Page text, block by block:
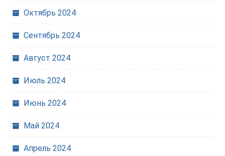
Октябрь 2024
Сентябрь 2024
Август 2024
Июль 2024
Июнь 2024
Май 2024
Апрель 2024